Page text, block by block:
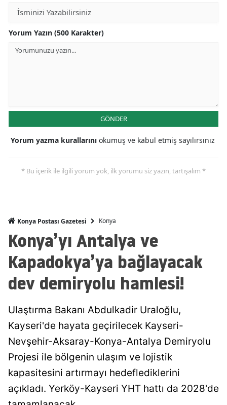
Konya
Mardin
Muğla
Muş
Nevşehir
Niğde
Ordu
Rize
Sakarya
Yorum Yazın (500 Karakter)
GÖNDER
Yorum yazma kurallarını okumuş ve kabul etmiş sayılırsınız
* Bu içerik ile ilgili yorum yok, ilk yorumu siz yazın, tartışalım *
Konya Postası Gazetesi Konya
Konya’yı Antalya ve
Kapadokya’ya bağlayacak
dev demiryolu hamlesi!
Ulaştırma Bakanı Abdulkadir Uraloğlu,
Kayseri'de hayata geçirilecek Kayseri-
Nevşehir-Aksaray-Konya-Antalya Demiryolu
Projesi ile bölgenin ulaşım ve lojistik
kapasitesini artırmayı hedeflediklerini
açıkladı. Yerköy-Kayseri YHT hattı da 2028'de